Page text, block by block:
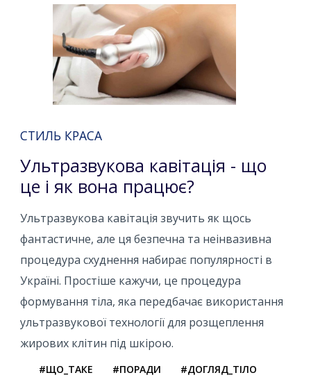
СТИЛЬ КРАСА
Ультразвукова кавітація - що
це і як вона працює?
Ультразвукова кавітація звучить як щось
фантастичне, але ця безпечна та неінвазивна
процедура схуднення набирає популярності в
Україні. Простіше кажучи, це процедура
формування тіла, яка передбачає використання
ультразвукової технології для розщеплення
жирових клітин під шкірою.
#ЩО_ТАКЕ #ПОРАДИ #ДОГЛЯД_ТІЛО